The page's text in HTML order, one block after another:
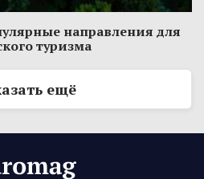
направления для
туризма
ещё